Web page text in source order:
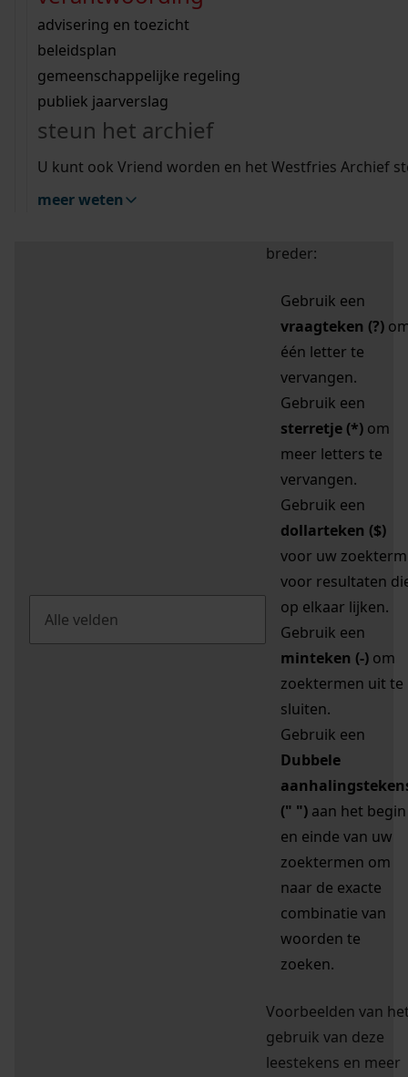
bouwvergunningen
omgevingsvergunningen
vergunningen
beeld en geluid
uitleg nodig?
Wij helpen u op weg met een aantal zoektips.
bekijk alle zoektips
Wij helpen u op weg met een aantal zoektips.
bekijk alle zoektips
bekijk ons geschiedenislokaal
advisering en toezicht
beleidsplan
gemeenschappelijke regeling
publiek jaarverslag
steun het archief
U kunt ook Vriend worden en het Westfries Archief
meer weten
zoektips
Mijn Studiezaal (inloggen)
uw zoekopdracht te
breder:
Gebruik een
vraagteken (?)
één letter te
vervangen.
Gebruik een
sterretje (*) om
meer letters te
vervangen.
Gebruik een
dollarteken ($)
voor uw zoekterm
voor resultaten
op elkaar lijken.
Gebruik een
minteken (-) om
zoektermen uit te
sluiten.
Gebruik een
Dubbele
(" ") aan het begin
en einde van uw
zoektermen om
naar de exacte
combinatie van
woorden te
zoeken.
Voorbeelden van
gebruik van deze
leestekens en meer